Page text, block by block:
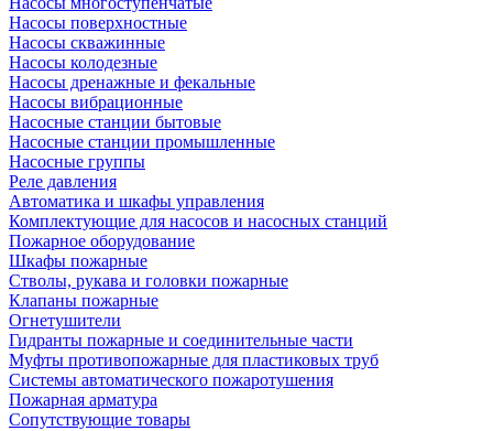
Насосы поверхностные
Насосы скважинные
Насосы колодезные
Насосы дренажные и фекальные
Насосы вибрационные
Насосные станции бытовые
Насосные станции промышленные
Насосные группы
Реле давления
Автоматика и шкафы управления
Комплектующие для насосов и насосных станций
Пожарное оборудование
Шкафы пожарные
Стволы, рукава и головки пожарные
Клапаны пожарные
Огнетушители
Гидранты пожарные и соединительные части
Муфты противопожарные для пластиковых труб
Системы автоматического пожаротушения
Пожарная арматура
Сопутствующие товары